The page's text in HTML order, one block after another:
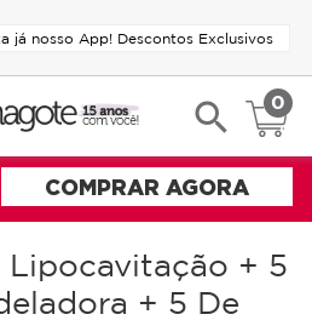
já nosso App! Descontos Exclusivos
search 0
Lipocavitação + 5
+ 5 De
COMPRAR AGORA